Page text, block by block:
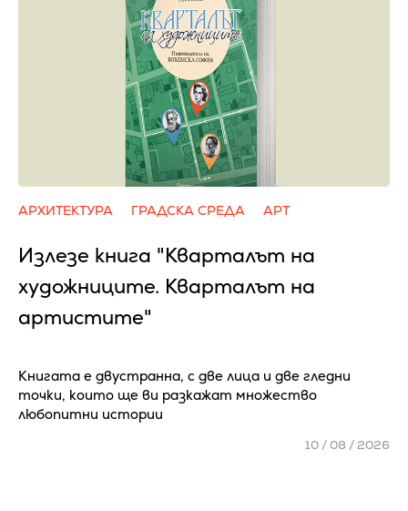
АРХИТЕКТУРА ГРАДСКА СРЕДА АРТ
Излезе книга "Кварталът на
художниците. Кварталът на
артистите"
Книгата е двустранна, с две лица и две гледни
точки, които ще ви разкажат множество
любопитни истории
10 / 08 / 2026